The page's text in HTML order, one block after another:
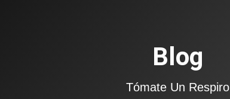
Blog
Tómate Un Respiro